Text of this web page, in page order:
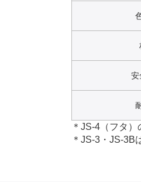
安
＊JS-4（フタ
＊JS-3・JS-3B